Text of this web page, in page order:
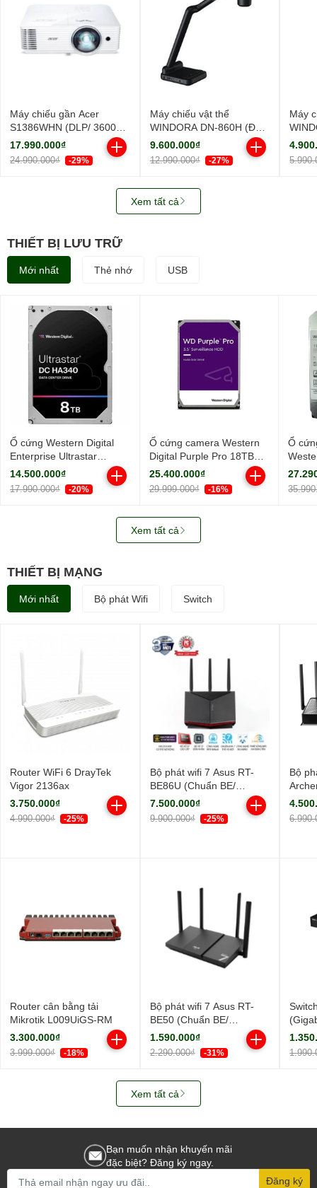
Máy chiếu gần Acer
S1386WHN (DLP/ 3600
Ansi Lumens/ WXGA)
17.990.000₫
24.990.000₫ -29%
Máy chiếu vật thể
WINDORA DN-860H (Độ
sáng sắc nét/ Full HD)
9.600.000₫
12.990.000₫ -27%
Máy
sáng
Xem tất cả
THIẾT BỊ LƯU TRỮ
Mới nhất Thẻ nhớ USB
Ổ cứng Western Digital
Enterprise Ultrastar
HA340 8TB 7200RPM
256MB-
WUS721208BLE6L4
14.500.000₫
17.990.000₫ -20%
Ổ cứng camera Western
Digital Purple Pro 18TB
WD181PURP (3.5Inch/
7200rpm/ Cache 256MB/
SATA3)
25.400.000₫
29.999.000₫ -16%
Ổ
18TB
Xem tất cả
THIẾT BỊ MẠNG
Mới nhất Bộ phát Wifi Switch
Router WiFi 6 DrayTek
Vigor 2136ax
3.750.000₫
4.990.000₫ -25%
Bộ phát wifi 7 Asus RT-
BE86U (Chuẩn BE/
BE6800Mbps/ 3 Ăng-ten
ngoài, 1 ăng-ten ngầm/
AIMesh)
7.500.000₫
9.900.000₫ -25%
Bộ
Router cân bằng tải
Mikrotik L009UiGS-RM
3.300.000₫
3.999.000₫ -18%
Bộ phát wifi 7 Asus RT-
BE50 (Chuẩn BE/
BE3600Mbps/ 4 Ăng-ten
ngoài/ Wifi Mesh/ 45User)
1.590.000₫
2.290.000₫ -31%
Xem tất cả
Bạn muốn nhận khuyến mãi
đặc biệt? Đăng ký ngay.
Đăng ký